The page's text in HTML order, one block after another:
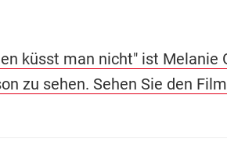
küsst man nicht" ist Melanie
zu sehen. Sehen Sie den